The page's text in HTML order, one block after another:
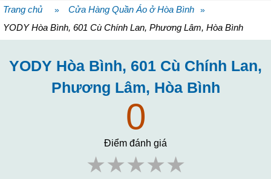
Trang chủ » Cửa Hàng Quần Áo ở Hòa Bình »
YODY Hòa Bình, 601 Cù Chính Lan, Phương Lâm, Hòa Bình
YODY Hòa Bình, 601 Cù Chính Lan,
Phương Lâm, Hòa Bình
0
Điểm đánh giá
★★★★★